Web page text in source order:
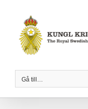
innehållet
Gå till…